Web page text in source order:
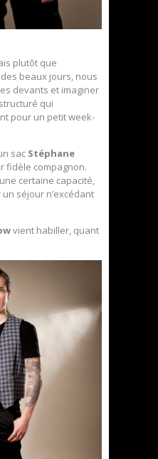
plutôt que
beaux jours, nous
devants et imaginer
qui
pour un petit week-
sac Stéphane
fidèle compagnon.
certaine capacité,
séjour n’excédant
vient habiller, quant